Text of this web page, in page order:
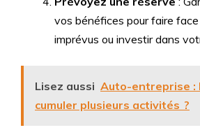
vos bénéfices pour faire face
imprévus ou investir dans
Lisez aussi Auto-entreprise :
cumuler plusieurs activités ?